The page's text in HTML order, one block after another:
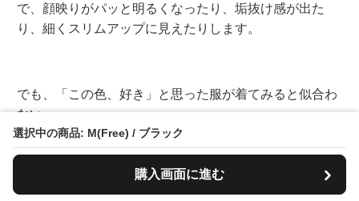
選択中の商品: M(Free) / ブラック
購入画面に進む
で、顔映りがパッと明るくなったり、垢抜け感が出た
り、細くスリムアップに見えたりします。
でも、「この色、好き」と思った服が着てみると似合わ
ない。
何となく、肌がくすんで見える。どんな色の服が似合う
のか、分からない。
という声を数多くいただきました。